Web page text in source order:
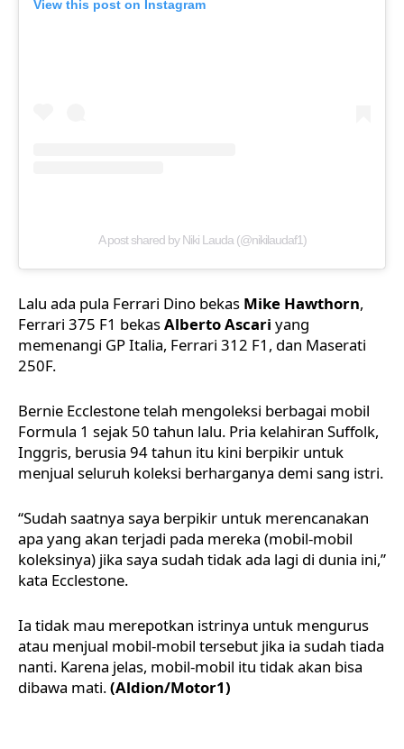
View this post on Instagram
A post shared by Niki Lauda (@nikilaudaf1)
Lalu ada pula Ferrari Dino bekas Mike Hawthorn,
Ferrari 375 F1 bekasAlberto Ascari yang
memenangi GP Italia, Ferrari 312 F1, dan Maserati
250F.
Bernie Ecclestone telah mengoleksi berbagai mobil
Formula 1 sejak 50 tahun lalu. Pria kelahiran Suffolk,
Inggris, berusia 94 tahun itu kini berpikir untuk
menjual seluruh koleksi berharganya demi sang istri.
“Sudah saatnya saya berpikir untuk merencanakan
apa yang akan terjadi pada mereka (mobil-mobil
koleksinya) jika saya sudah tidak ada lagi di dunia ini,”
kata Ecclestone.
Ia tidak mau merepotkan istrinya untuk mengurus
atau menjual mobil-mobil tersebut jika ia sudah tiada
nanti. Karena jelas, mobil-mobil itu tidak akan bisa
dibawa mati.(Aldion/Motor1)